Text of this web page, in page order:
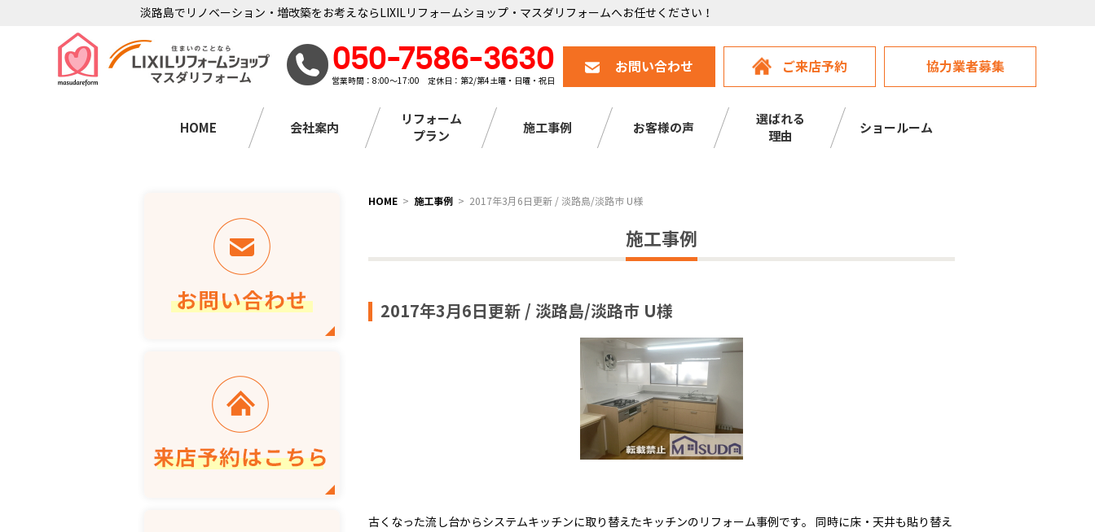
淡路島でリノベーション・増改築をお考えならLIXILリフォームショップ・マスダリフォームへお任せください！
050-7586-3630
営業時間：8:00～17:00 定休日：第2/第4土曜・日曜・祝日
お問い合わせ ご来店予約 協力業者募集
HOME 会社案内
リフォーム
プラン
施工事例 お客様の声
選ばれる
理由
ショールーム
HOME 施工事例 2017年3月6日更新 / 淡路島/淡路市 U様
施工事例
2017年3月6日更新 / 淡路島/淡路市 U様
古くなった流し台からシステムキッチンに取り替えたキッチンのリフォーム事例です。 同時に床・天井も貼り替え